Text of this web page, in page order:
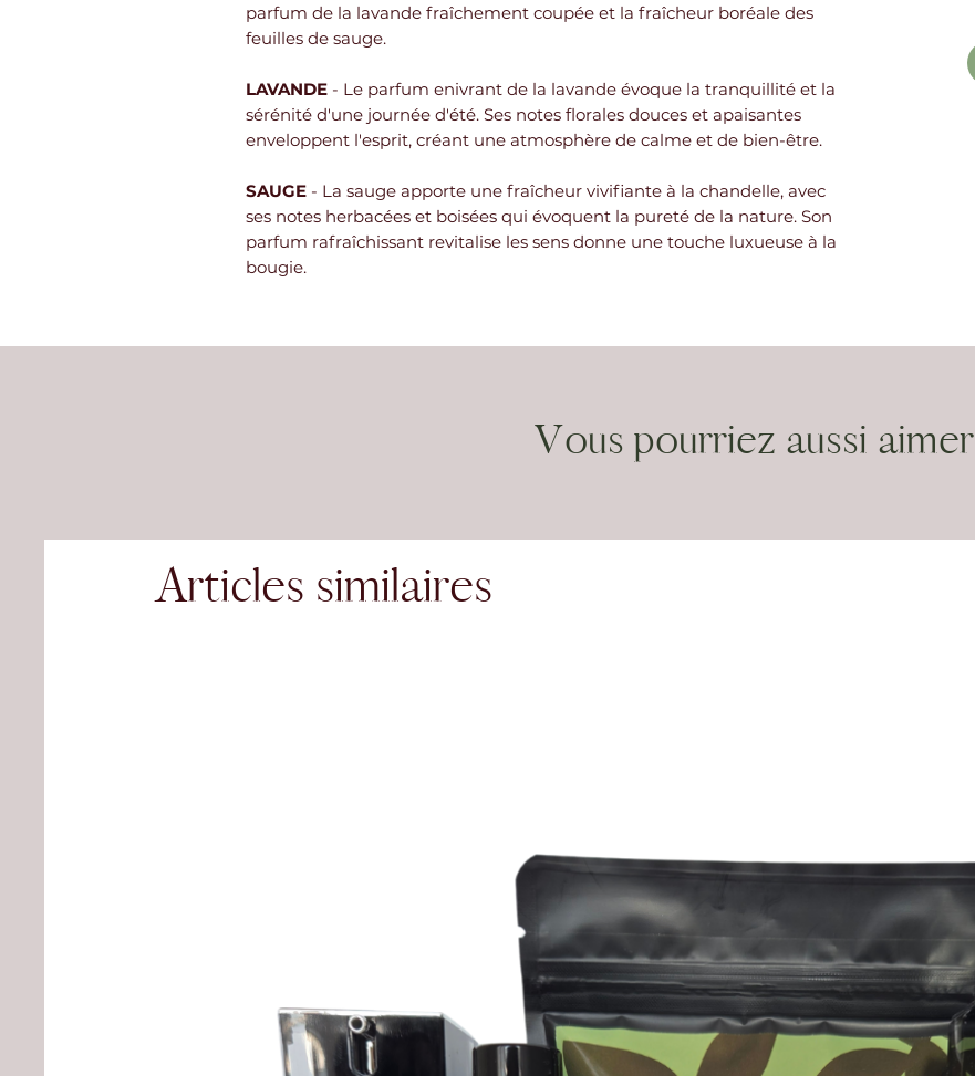
parfum de la lavande fraîchement coupée et la fraîcheur boréale des
feuilles de sauge.
LAVANDE - Le parfum enivrant de la lavande évoque la tranquillité et la
sérénité d'une journée d'été. Ses notes florales douces et apaisantes
enveloppent l'esprit, créant une atmosphère de calme et de bien-être.
SAUGE - La sauge apporte une fraîcheur vivifiante à la chandelle, avec
ses notes herbacées et boisées qui évoquent la pureté de la nature. Son
parfum rafraîchissant revitalise les sens donne une touche luxueuse à la
bougie.
Vous pourriez aussi aimer
Articles similaires